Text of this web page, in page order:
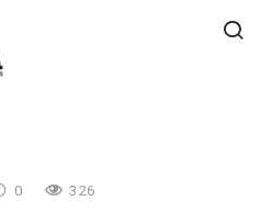
0 326